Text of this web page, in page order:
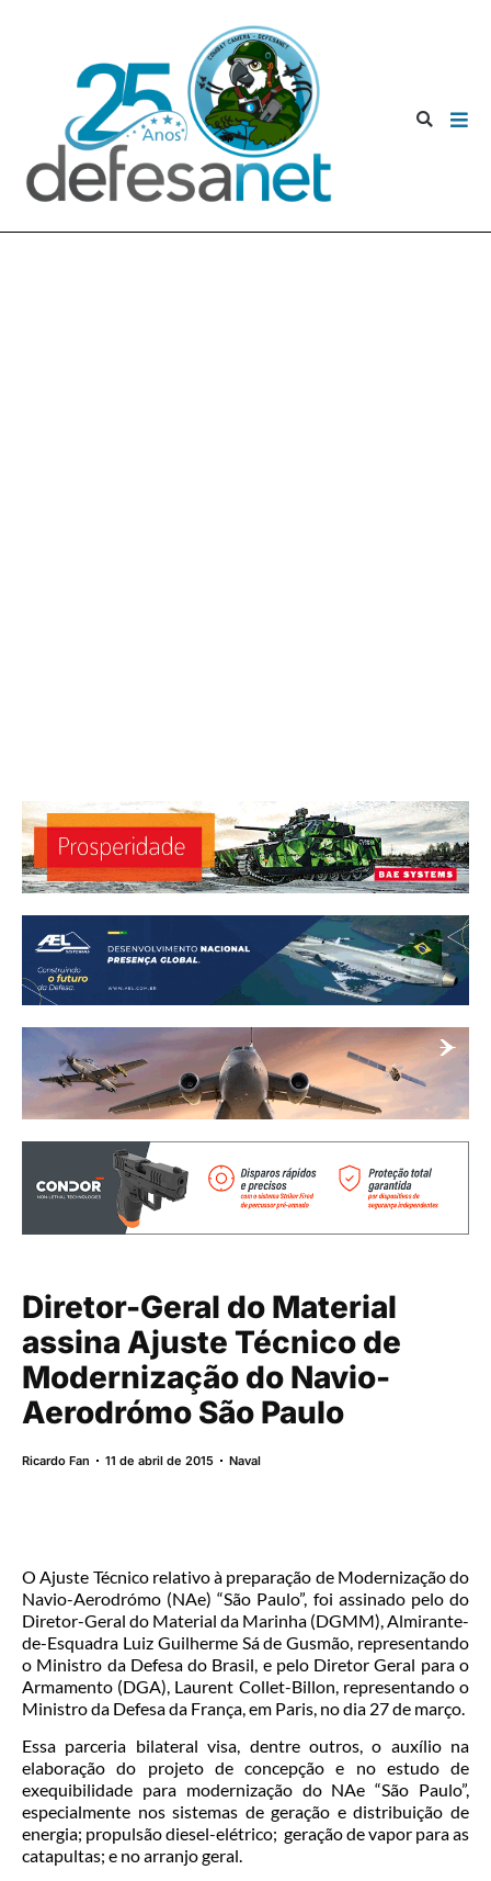
Diretor-Geral do Material
assina Ajuste Técnico de
Modernização do Navio-
Aerodrómo São Paulo
Ricardo Fan 11 de abril de 2015 Naval
O Ajuste Técnico relativo à preparação de Modernização do
Navio-Aerodrómo (NAe) “São Paulo”, foi assinado pelo do
Diretor-Geral do Material da Marinha (DGMM), Almirante-
de-Esquadra Luiz Guilherme Sá de Gusmão, representando
o Ministro da Defesa do Brasil, e pelo Diretor Geral para o
Armamento (DGA), Laurent Collet-Billon, representando o
Ministro da Defesa da França, em Paris, no dia 27 de março.
Essa parceria bilateral visa, dentre outros, o auxílio na
elaboração do projeto de concepção e no estudo de
exequibilidade para modernização do NAe “São Paulo”,
especialmente nos sistemas de geração e distribuição de
energia; propulsão diesel-elétrico; geração de vapor para as
catapultas; e no arranjo geral.